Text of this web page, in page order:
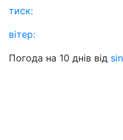
тиск:
вітер:
Погода на 10 днів від